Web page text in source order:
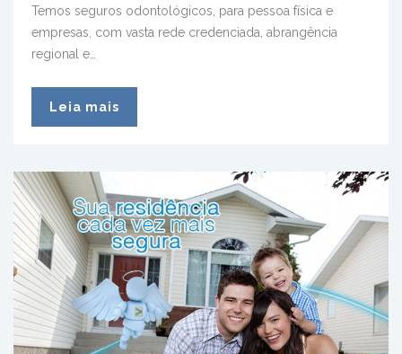
Temos seguros odontológicos, para pessoa física e
empresas, com vasta rede credenciada, abrangência
regional e…
Leia mais